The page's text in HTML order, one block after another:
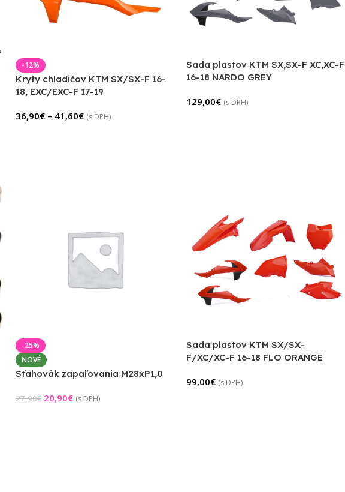
-12%
Kryty chladičov KTM SX/SX-F 16-
18, EXC/EXC-F 17-19
36,90€ – 41,60€ (s DPH)
Sada plastov KTM SX,SX-F XC,XC-F
16-18 NARDO GREY
129,00€ (s DPH)
-25%
NOVÉ
Sťahovák zapaľovania M28xP1,0
27,90€ 20,90€ (s DPH)
Sada plastov KTM SX/SX-
F/XC/XC-F 16-18 FLO ORANGE
99,00€ (s DPH)